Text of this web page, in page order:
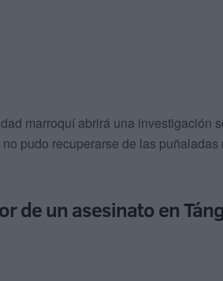
marroquí abrirá una investigación
pudo recuperarse de las
de un asesinato en